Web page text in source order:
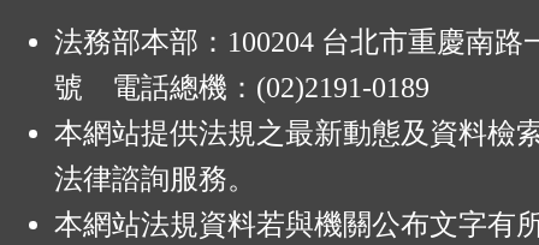
法務部本部：100204 台北市重慶南路
號 電話總機：(02)2191-0189
本網站提供法規之最新動態及資料檢
法律諮詢服務。
本網站法規資料若與機關公布文字有